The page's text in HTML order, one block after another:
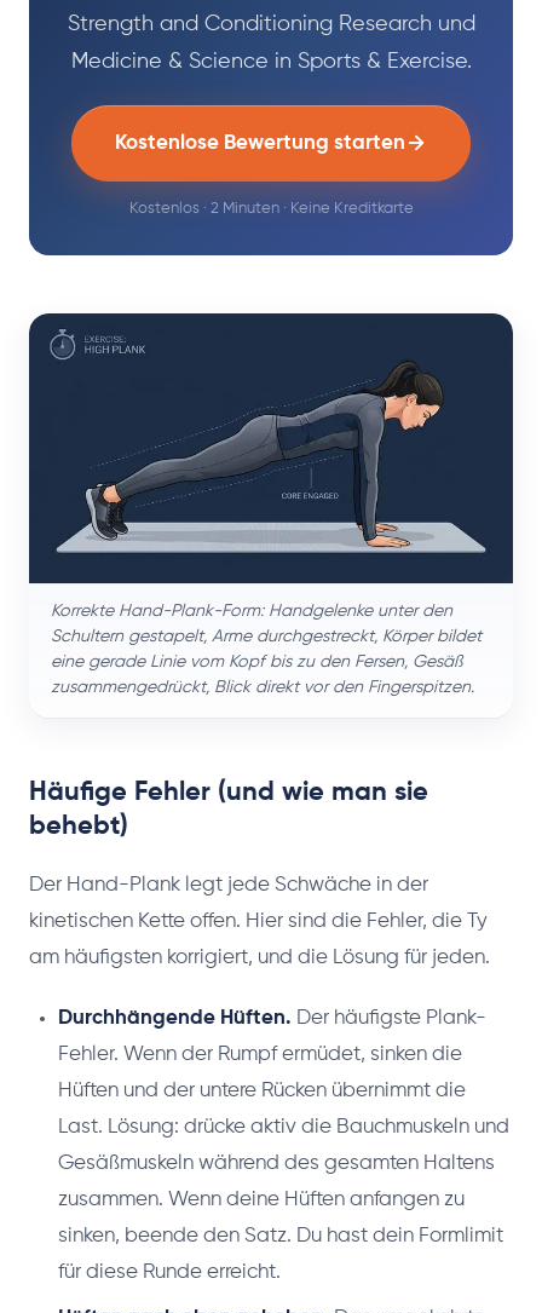
Strength and Conditioning Research und
Medicine & Science in Sports & Exercise.
Kostenlose Bewertung starten
Kostenlos · 2 Minuten · Keine Kreditkarte
Korrekte Hand-Plank-Form: Handgelenke unter den
Schultern gestapelt, Arme durchgestreckt, Körper bildet
eine gerade Linie vom Kopf bis zu den Fersen, Gesäß
zusammengedrückt, Blick direkt vor den Fingerspitzen.
Häufige Fehler (und wie man sie
behebt)
Der Hand-Plank legt jede Schwäche in der
kinetischen Kette offen. Hier sind die Fehler, die Ty
am häufigsten korrigiert, und die Lösung für jeden.
Durchhängende Hüften. Der häufigste Plank-
Fehler. Wenn der Rumpf ermüdet, sinken die
Hüften und der untere Rücken übernimmt die
Last. Lösung: drücke aktiv die Bauchmuskeln und
Gesäßmuskeln während des gesamten Haltens
zusammen. Wenn deine Hüften anfangen zu
sinken, beende den Satz. Du hast dein Formlimit
für diese Runde erreicht.